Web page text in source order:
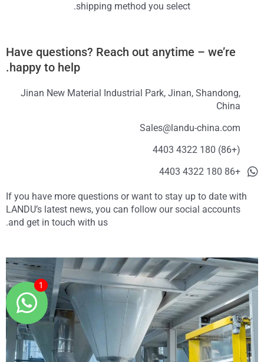
shipping method you select.
Have questions? Reach out anytime – we’re
happy to help.
Jinan New Material Industrial Park, Jinan, Shandong,
China
Sales@landu-china.com
(+86) 180 4322 4403
+86 180 4322 4403
If you have more questions or want to stay up to date with
LANDU’s latest news, you can follow our social accounts
and get in touch with us.